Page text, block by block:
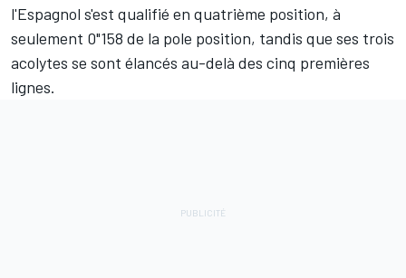
l'Espagnol s'est qualifié en quatrième position, à
seulement 0"158 de la pole position, tandis que ses trois
acolytes se sont élancés au-delà des cinq premières
lignes.